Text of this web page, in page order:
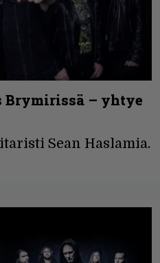
Brymirissä – yhtye
Sean Haslamia.